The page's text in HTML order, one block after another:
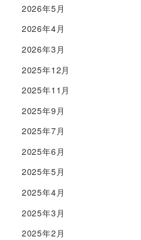
2026年5月
2026年4月
2026年3月
2025年12月
2025年11月
2025年9月
2025年7月
2025年6月
2025年5月
2025年4月
2025年3月
2025年2月